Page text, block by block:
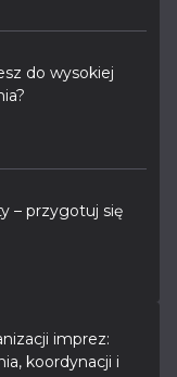
do wysokiej
– przygotuj się
imprez:
koordynacji i